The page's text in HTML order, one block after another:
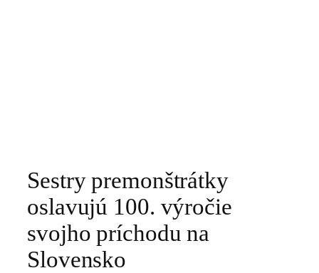
Sestry premonštrátky
oslavujú 100. výročie
svojho príchodu na
Slovensko